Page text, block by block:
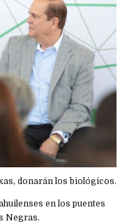
donarán los biológicos.
en los puentes
Negras.